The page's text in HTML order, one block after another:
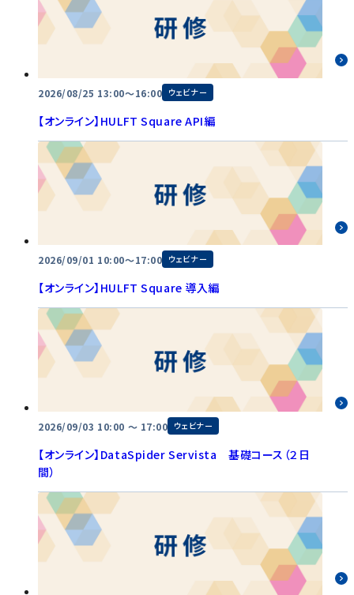
2026/08/25 13:00～16:00 ウェビナー
【オンライン】HULFT Square API編
2026/09/01 10:00～17:00 ウェビナー
【オンライン】HULFT Square 導入編
2026/09/03 10:00 〜 17:00 ウェビナー
【オンライン】DataSpider Servista 基礎コース（２日
間）